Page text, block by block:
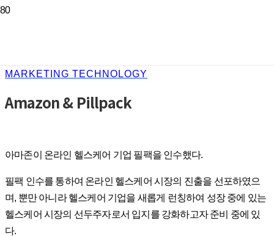
MARKETING TECHNOLOGY
Amazon & Pillpack
아마존이 온라인 헬스케어 기업 필팩을 인수했다.
필팩 인수를 통하여 온라인 헬스케어 시장의 진출을 선포하였으
며, 뿐만 아니라 헬스케어 기업을 새롭게 런칭하여 성장 중에 있는
헬스케어 시장의 선두주자로서 입지를 강화하고자 준비 중에 있
다.